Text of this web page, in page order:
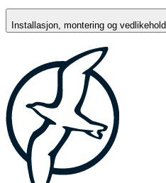
Installasjon, montering og vedlikehold